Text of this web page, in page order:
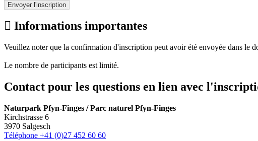
Envoyer l'inscription
Informations importantes
Veuillez noter que la confirmation d'inscription peut avoir été envoyée dans le
Le nombre de participants est limité.
Contact pour les questions en lien avec
Naturpark Pfyn-Finges / Parc naturel Pfyn-Finges
Kirchstrasse 6
3970 Salgesch
Téléphone +41 (0)27 452 60 60